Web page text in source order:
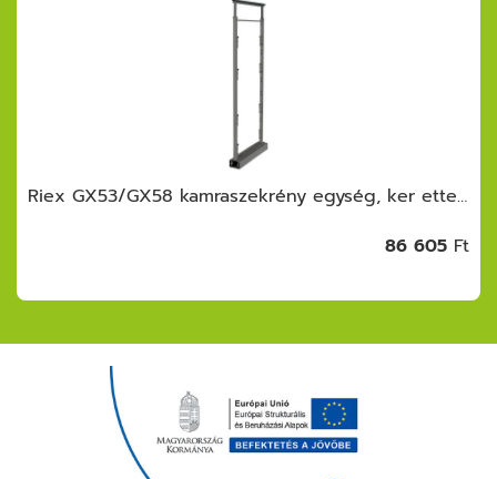
Riex GX53/GX58 kamraszekrény egység, ker ettel, fióksínnel, frontrögzítővel,2000- 2150mm, s.szürke
86 605 Ft